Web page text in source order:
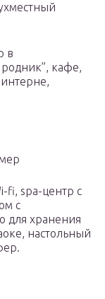
в
кафе,
fi, spa-центр с
с
для хранения
настольный